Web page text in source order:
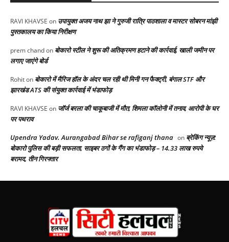
RAVI KHAVSE on उपायुक्त अजय नाथ झा ने गुरुजी रात्रि पाठशाला व मास्टर सोबरन मांझी
पुस्तकालय का किया निरीक्षण
prem chandon बोकारो स्टील ने शुरू की अतिक्रमण हटाने की कार्रवाई, खाली जमीन पर
लगाए जाएंगे बोर्ड
Rohiton बोकारो में मैरिज हॉल के अंदर चल रही थी मिनी गन फैक्ट्री, बंगाल STF और
झारखंड ATS की संयुक्त कार्रवाई में भंडाफोड़
RAVI KHAVSE on जॉर्ज बरला की चाकूबाजी में मौत, शिमला कॉलोनी में तनाव, आरोपी के घर
पर पथराव
Upendra Yadav. Aurangabad Bihar se rafiganj thana on ब्रेकिंग न्यूज़:
बोकारो पुलिस की बड़ी सफलता, साइबर ठगों के गैंग का भंडाफोड़ – 14.33 लाख रुपये
बरामद, तीन गिरफ्तार